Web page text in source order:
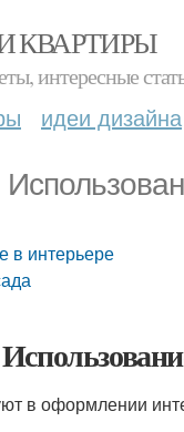
КВАРТИРЫ
интересные
идеи дизайна
в интерьере
в оформлении